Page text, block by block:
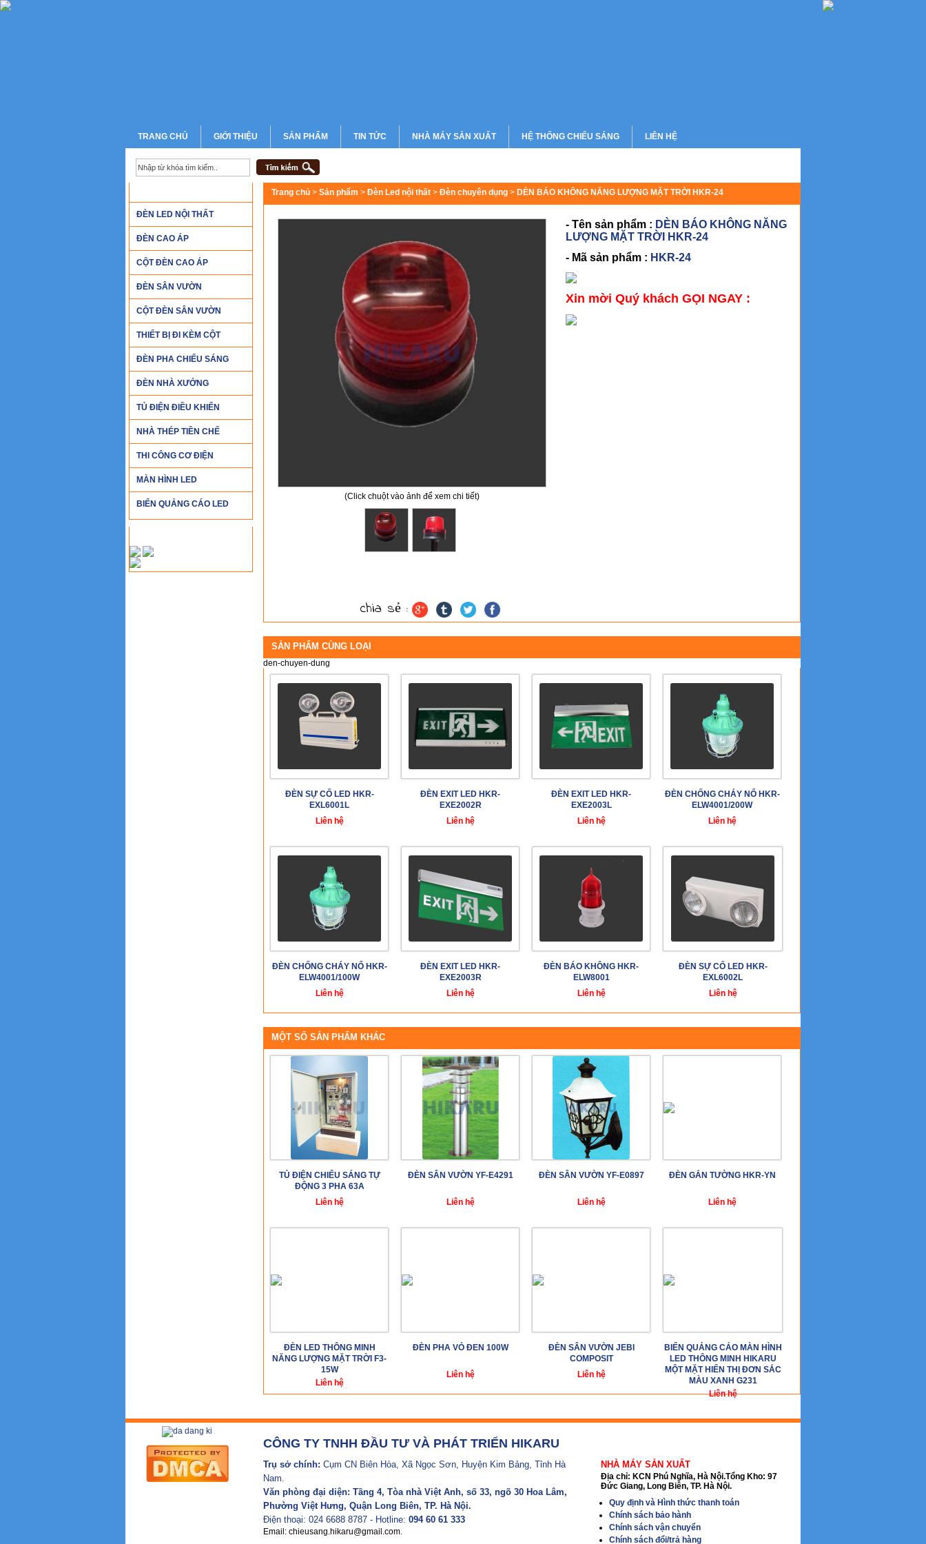
TRANG CHỦ GIỚI THIỆU SẢN PHẨM TIN TỨC NHÀ MÁY SẢN XUẤT HỆ THỐNG CHIẾU SÁNG
CHIẾU SÁNG CHUNG CƯ
LIÊN HỆ
ĐÈN LED NỘI THẤT
ĐÈN CAO ÁP
CỘT ĐÈN CAO ÁP
ĐÈN SÂN VƯỜN
CỘT ĐÈN SÂN VƯỜN
THIẾT BỊ ĐI KÈM CỘT
ĐÈN PHA CHIẾU SÁNG
ĐÈN NHÀ XƯỞNG
TỦ ĐIỆN ĐIỀU KHIỂN
NHÀ THÉP TIỀN CHẾ
THI CÔNG CƠ ĐIỆN
MÀN HÌNH LED
BIỂN QUẢNG CÁO LED
Trang chủ > Sản phẩm > Đèn Led nội thất > Đèn chuyên dụng > DÈN BÁO KHÔNG NĂNG LƯỢNG MẶT TRỜI HKR-24
(Click chuột vào ảnh để xem chi tiết)
- Tên sản phẩm : DÈN BÁO KHÔNG NĂNG
LƯỢNG MẶT TRỜI HKR-24
- Mã sản phẩm : HKR-24
Xin mời Quý khách GỌI NGAY :
chia sẻ :
SẢN PHẨM CÙNG LOẠI
den-chuyen-dung
ĐÈN SỰ CỐ LED HKR-
EXL6001L
Liên hệ
ĐÈN EXIT LED HKR-
EXE2002R
Liên hệ
ĐÈN EXIT LED HKR-
EXE2003L
Liên hệ
ĐÈN CHỐNG CHÁY NỔ HKR-
ELW4001/200W
Liên hệ
ĐÈN CHỐNG CHÁY NỔ HKR-
ELW4001/100W
Liên hệ
ĐÈN EXIT LED HKR-
EXE2003R
Liên hệ
ĐÈN BÁO KHÔNG HKR-
ELW8001
Liên hệ
ĐÈN SỰ CỐ LED HKR-
EXL6002L
Liên hệ
MỘT SỐ SẢN PHẨM KHÁC
TỦ ĐIỆN CHIẾU SÁNG TỰ
ĐỘNG 3 PHA 63A
Liên hệ
ĐÈN SÂN VƯỜN YF-E4291
Liên hệ
ĐÈN SÂN VƯỜN YF-E0897
Liên hệ
ĐÈN GẮN TƯỜNG HKR-YN
Liên hệ
ĐÈN LED THÔNG MINH
NĂNG LƯỢNG MẶT TRỜI F3-
15W
Liên hệ
ĐÈN PHA VỎ ĐEN 100W
Liên hệ
ĐÈN SÂN VƯỜN JEBI
COMPOSIT
Liên hệ
BIỂN QUẢNG CÁO MÀN HÌNH
LED THÔNG MINH HIKARU
MỘT MẶT HIỂN THỊ ĐƠN SẮC
MÀU XANH G231
Liên hệ
CÔNG TY TNHH ĐẦU TƯ VÀ PHÁT TRIỂN HIKARU
Trụ sở chính: Cụm CN Biên Hòa, Xã Ngọc Sơn, Huyện Kim Bảng, Tỉnh Hà
Nam.
Văn phòng đại diện: Tầng 4, Tòa nhà Việt Anh, số 33, ngõ 30 Hoa Lâm,
Phường Việt Hưng, Quận Long Biên, TP. Hà Nội.
Điện thoại: 024 6688 8787 - Hotline: 094 60 61 333
Email: chieusang.hikaru@gmail.com.
NHÀ MÁY SẢN XUẤT
Địa chỉ: KCN Phú Nghĩa, Hà Nội.Tổng Kho: 97
Đức Giang, Long Biên, TP. Hà Nội.
Quy định và Hình thức thanh toán
Chính sách bảo hành
Chính sách vận chuyển
Chính sách đổi/trả hàng